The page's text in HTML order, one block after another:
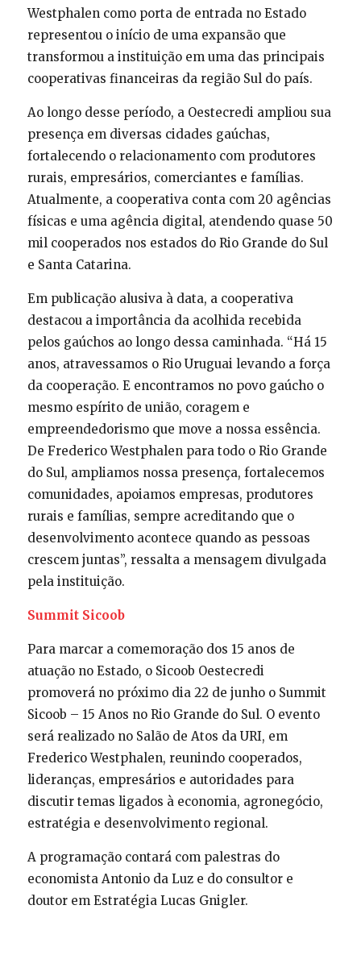
Westphalen como porta de entrada no Estado
representou o início de uma expansão que
transformou a instituição em uma das principais
cooperativas financeiras da região Sul do país.
Ao longo desse período, a Oestecredi ampliou sua
presença em diversas cidades gaúchas,
fortalecendo o relacionamento com produtores
rurais, empresários, comerciantes e famílias.
Atualmente, a cooperativa conta com 20 agências
físicas e uma agência digital, atendendo quase 50
mil cooperados nos estados do Rio Grande do Sul
e Santa Catarina.
Em publicação alusiva à data, a cooperativa
destacou a importância da acolhida recebida
pelos gaúchos ao longo dessa caminhada. “Há 15
anos, atravessamos o Rio Uruguai levando a força
da cooperação. E encontramos no povo gaúcho o
mesmo espírito de união, coragem e
empreendedorismo que move a nossa essência.
De Frederico Westphalen para todo o Rio Grande
do Sul, ampliamos nossa presença, fortalecemos
comunidades, apoiamos empresas, produtores
rurais e famílias, sempre acreditando que o
desenvolvimento acontece quando as pessoas
crescem juntas”, ressalta a mensagem divulgada
pela instituição.
Summit Sicoob
Para marcar a comemoração dos 15 anos de
atuação no Estado, o Sicoob Oestecredi
promoverá no próximo dia 22 de junho o Summit
Sicoob – 15 Anos no Rio Grande do Sul. O evento
será realizado no Salão de Atos da URI, em
Frederico Westphalen, reunindo cooperados,
lideranças, empresários e autoridades para
discutir temas ligados à economia, agronegócio,
estratégia e desenvolvimento regional.
A programação contará com palestras do
economista Antonio da Luz e do consultor e
doutor em Estratégia Lucas Gnigler.